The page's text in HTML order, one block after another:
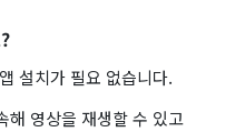
설치가 필요 없습니다.
해 영상을 재생할 수 있고